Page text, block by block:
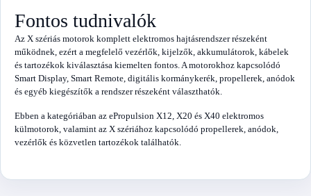
Fontos tudnivalók
Az X szériás motorok komplett elektromos hajtásrendszer részeként
működnek, ezért a megfelelő vezérlők, kijelzők, akkumulátorok, kábelek
és tartozékok kiválasztása kiemelten fontos. A motorokhoz kapcsolódó
Smart Display, Smart Remote, digitális kormánykerék, propellerek, anódok
és egyéb kiegészítők a rendszer részeként választhatók.
Ebben a kategóriában az ePropulsion X12, X20 és X40 elektromos
külmotorok, valamint az X szériához kapcsolódó propellerek, anódok,
vezérlők és közvetlen tartozékok találhatók.